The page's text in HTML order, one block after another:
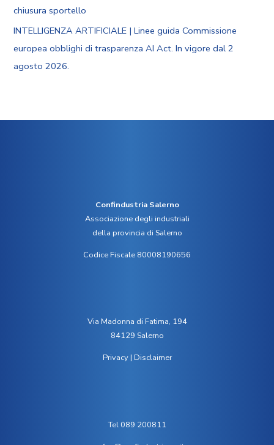
chiusura sportello
INTELLIGENZA ARTIFICIALE | Linee guida Commissione
europea obblighi di trasparenza AI Act. In vigore dal 2
agosto 2026.
Confindustria Salerno
Associazione degli industriali
della provincia di Salerno
Codice Fiscale 80008190656
Via Madonna di Fatima, 194
84129 Salerno
Privacy| Disclaimer
Tel 089 200811